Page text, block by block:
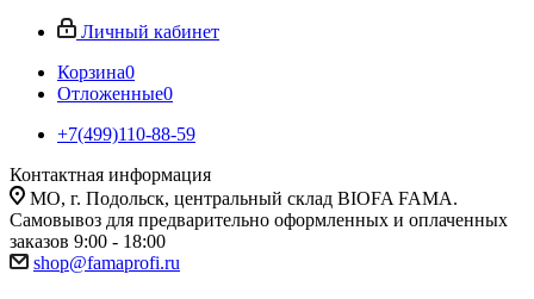
Личный кабинет
Корзина0
Отложенные0
+7(499)110-88-59
Контактная информация
МО, г. Подольск, центральный склад BIOFA FAMA.
Самовывоз для предварительно оформленных и оплаченных
заказов 9:00 - 18:00
shop@famaprofi.ru